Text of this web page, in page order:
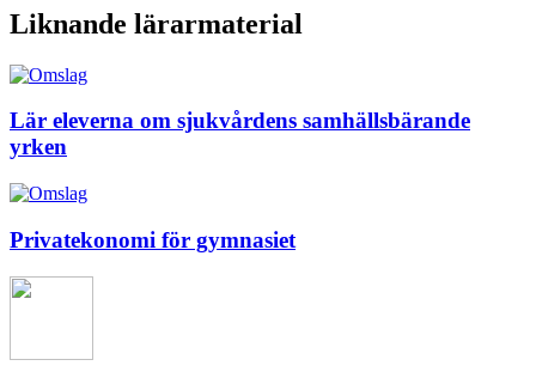
Liknande lärarmaterial
Lär eleverna om sjukvårdens samhällsbärande
yrken
Privatekonomi för gymnasiet